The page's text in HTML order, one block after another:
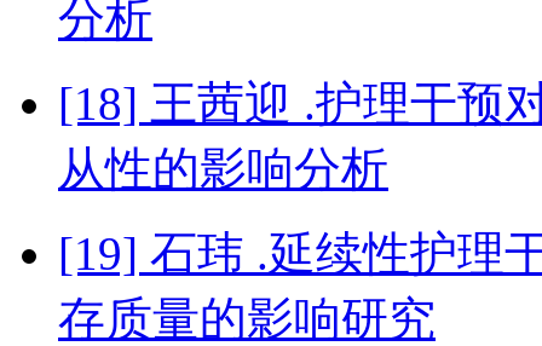
分析
[18] 王茜迎 .护理干预
从性的影响分析
[19] 石玮 .延续性护理
存质量的影响研究